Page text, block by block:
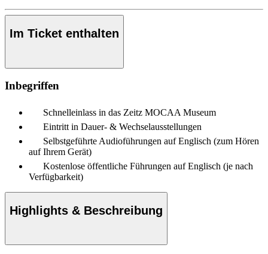
Im Ticket enthalten
Inbegriffen
Schnelleinlass in das Zeitz MOCAA Museum
Eintritt in Dauer- & Wechselausstellungen
Selbstgeführte Audioführungen auf Englisch (zum Hören
auf Ihrem Gerät)
Kostenlose öffentliche Führungen auf Englisch (je nach
Verfügbarkeit)
Highlights & Beschreibung